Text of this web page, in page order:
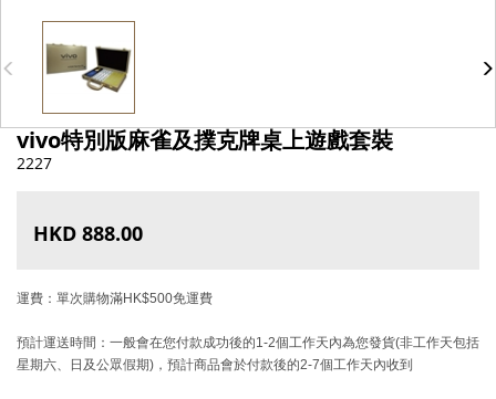
vivo特別版麻雀及撲克牌桌上遊戲套裝
2227
HKD 888.00
運費：單次購物滿HK$500免運費
預計運送時間：一般會在您付款成功後的1-2個工作天內為您發貨(非工作天包括
星期六、日及公眾假期)，預計商品會於付款後的2-7個工作天內收到